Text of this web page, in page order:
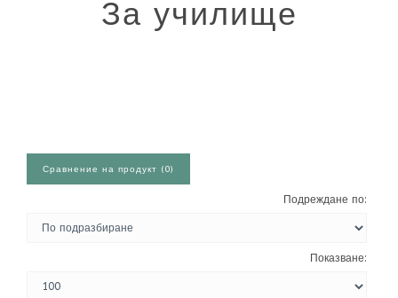
За училище
Сравнение на продукт (0)
Подреждане по:
Показване: